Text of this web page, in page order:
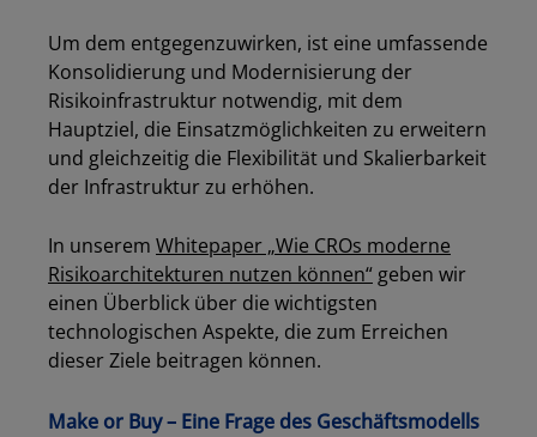
Um dem entgegenzuwirken, ist eine umfassende
Konsolidierung und Modernisierung der
Risikoinfrastruktur notwendig, mit dem
Hauptziel, die Einsatzmöglichkeiten zu erweitern
und gleichzeitig die Flexibilität und Skalierbarkeit
der Infrastruktur zu erhöhen.
In unserem Whitepaper „Wie CROs moderne
Risikoarchitekturen nutzen können“ geben wir
einen Überblick über die wichtigsten
technologischen Aspekte, die zum Erreichen
dieser Ziele beitragen können.
Make or Buy – Eine Frage des Geschäftsmodells